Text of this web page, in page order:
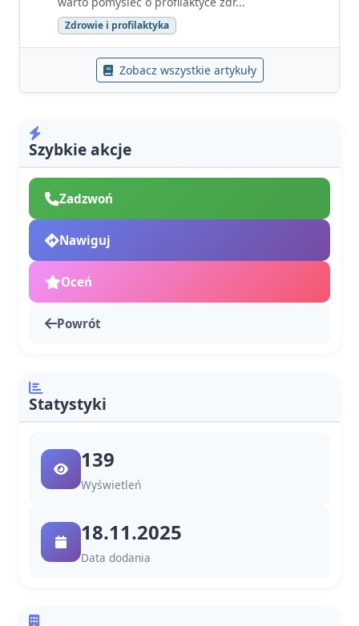
Zdrowie i profilaktyka
Zobacz wszystkie artykuły
Szybkie akcje
Zadzwoń
Nawiguj
Oceń
Powrót
Statystyki
139
Wyświetleń
18.11.2025
Data dodania